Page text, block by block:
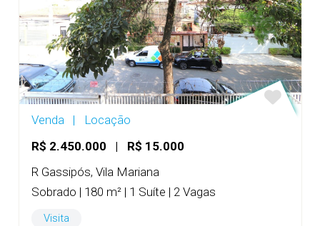
Venda |
Locação
R$ 2.450.000
|
R$ 15.000
R Gassipós, Vila Mariana
Sobrado | 180 m² | 1 Suíte | 2 Vagas
Visita